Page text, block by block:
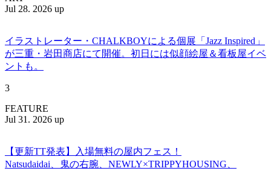
Jul 28. 2026 up
イラストレーター・CHALKBOYによる個展「Jazz Inspired」
が三重・岩田商店にて開催。初日には似顔絵屋＆看板屋イベ
ントも。
3
FEATURE
Jul 31. 2026 up
【更新TT発表】入場無料の屋内フェス！
Natsudaidai、鬼の右腕、NEWLY×TRIPPYHOUSING、